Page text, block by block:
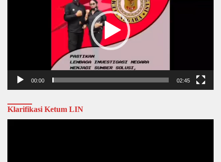
00:00 02:45
Klarifikasi Ketum LIN